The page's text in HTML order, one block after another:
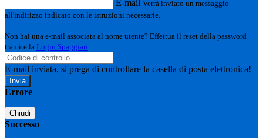
E-mail Verrà inviato un messaggio
all'indirizzo indicato con le istruzioni necessarie.
Non hai una e-mail associata al nome utente? Effettua il reset della password
tramite la Login Spaggiari
E-mail inviata, si prega di controllare la casella di posta elettronica!
Errore
Chiudi
Successo